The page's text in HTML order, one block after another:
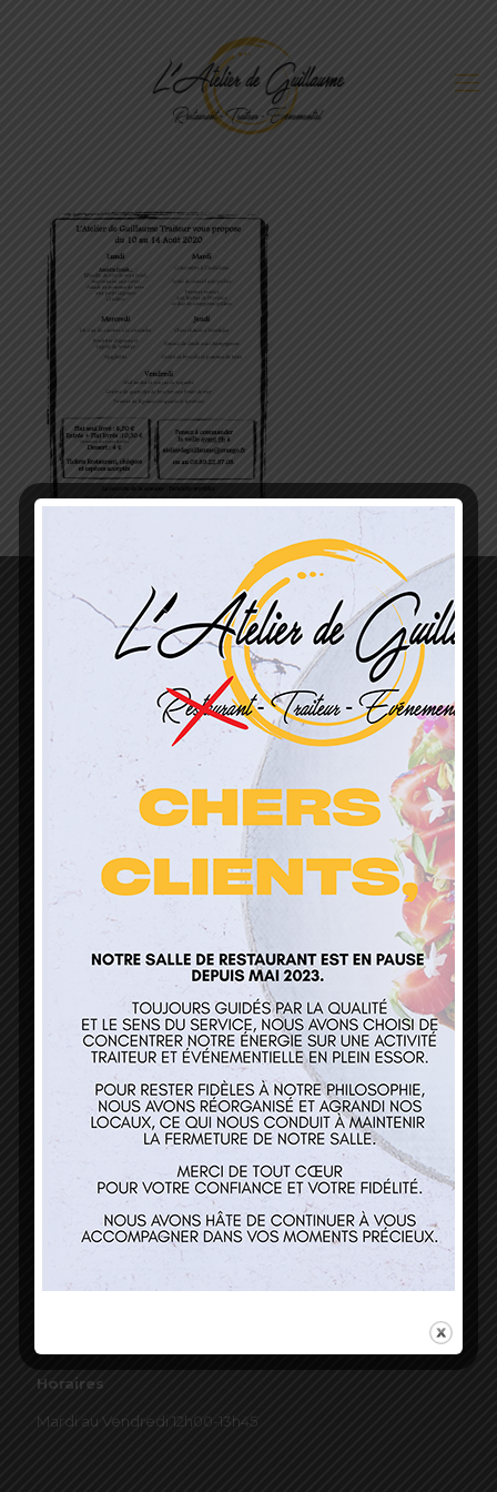
L’Atelier de Guillaume
1 Lieu Dit Sur Les Prés
68160 Sainte Marie Aux Mines
contact@atelierdeguillaume.fr
Nos services
Restaurant
Contact
Horaires
Mardi au Vendredi 12h00-13h45